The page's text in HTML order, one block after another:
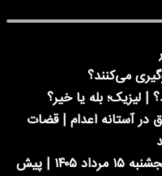
می‌کنند؟
لیزیک؛ بله یا خیر؟
در آستانه اعدام | قضات
وضعیت هوای فردا آذربایجان غربی پنجشنبه ۱۵ مرداد ۱۴۰۵ | پیش